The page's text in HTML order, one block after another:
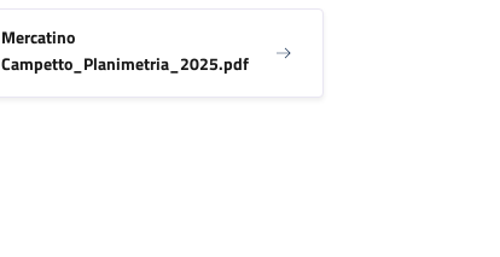
Mercatino
Campetto_Planimetria_2025.pdf